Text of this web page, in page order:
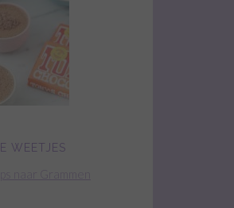
WEETJES
naar Grammen